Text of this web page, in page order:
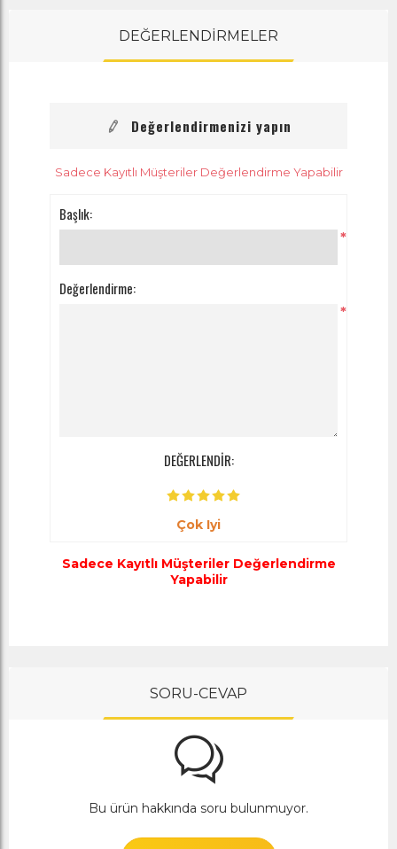
DEĞERLENDİRMELER
Değerlendirmenizi yapın
Sadece Kayıtlı Müşteriler Değerlendirme Yapabilir
Başlık:
*
Değerlendirme:
*
DEĞERLENDİR:
Çok Iyi
Sadece Kayıtlı Müşteriler Değerlendirme
Yapabilir
SORU-CEVAP
Bu ürün hakkında soru bulunmuyor.